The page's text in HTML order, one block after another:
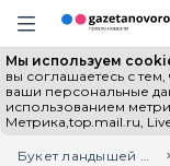
Информационный
Навигация сайта
Мы используем
вы соглашаетесь с
ваши персональные
использованием
Метрика,top.mail.ru,
Все новости
Главная
Лента
Букет ландышей может отправить ребёнка в реанимацию — предупреждение эксперта